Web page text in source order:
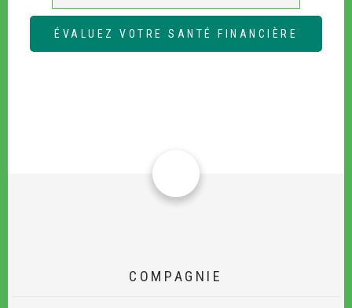
ÉVALUEZ VOTRE SANTÉ FINANCIÈRE
COMPAGNIE